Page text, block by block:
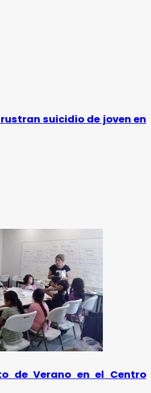
suicidio de joven en
de Verano en el Centro